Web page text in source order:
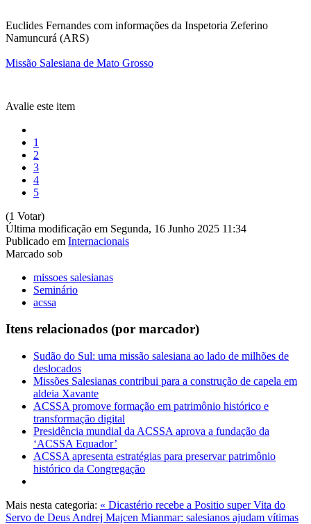
Euclides Fernandes com informações da Inspetoria Zeferino
Namuncurá (ARS)
Missão Salesiana de Mato Grosso
Avalie este item
1
2
3
4
5
(1 Votar)
Última modificação em Segunda, 16 Junho 2025 11:34
Publicado em Internacionais
Marcado sob
missoes salesianas
Seminário
acssa
Itens relacionados (por marcador)
Sudão do Sul: uma missão salesiana ao lado de milhões de
deslocados
Missões Salesianas contribui para a construção de capela em
aldeia Xavante
ACSSA promove formação em patrimônio histórico e
transformação digital
Presidência mundial da ACSSA aprova a fundação da
‘ACSSA Equador’
ACSSA apresenta estratégias para preservar patrimônio
histórico da Congregação
Mais nesta categoria: « Dicastério recebe a Positio super Vita do
Servo de Deus Andrej Majcen Mianmar: salesianos ajudam vítimas